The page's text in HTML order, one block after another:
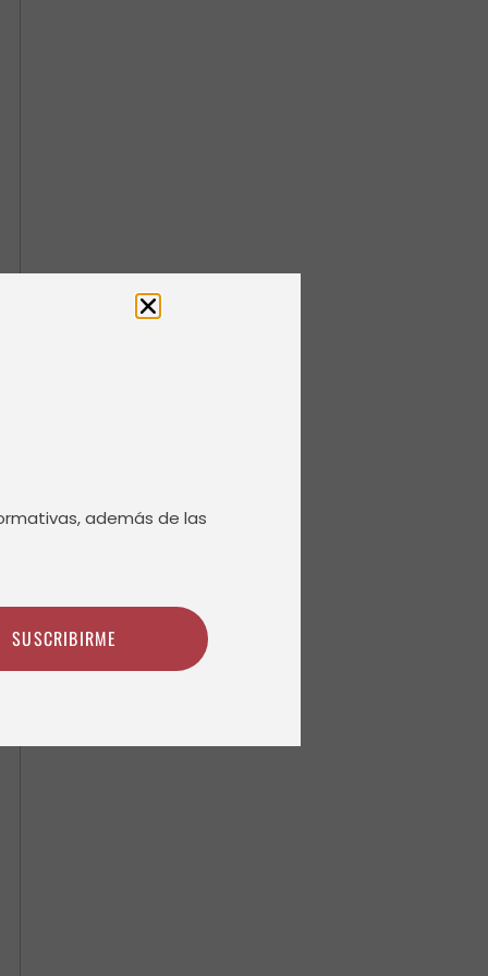
además de las
SUSCRIBIRME